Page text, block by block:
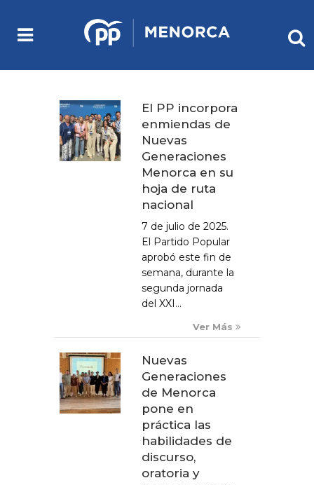
El PP incorpora
enmiendas de
Nuevas
Generaciones
Menorca en su
hoja de ruta
nacional
7 de julio de 2025.
El Partido Popular
aprobó este fin de
semana, durante la
segunda jornada
del XXI...
Ver Más
Nuevas
Generaciones
de Menorca
pone en
práctica las
habilidades de
discurso,
oratoria y